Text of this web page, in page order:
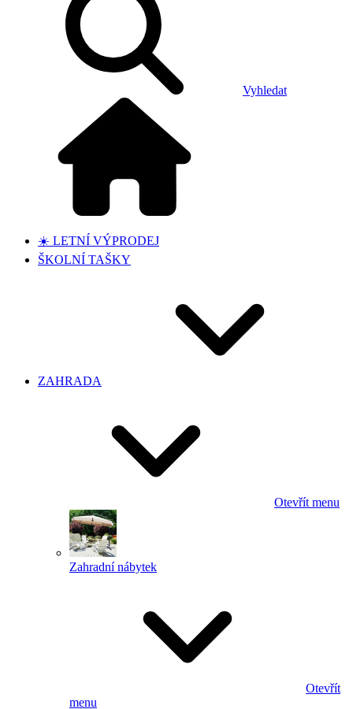
Vyhledat
☀️ LETNÍ VÝPRODEJ
ŠKOLNÍ TAŠKY
ZAHRADA
Otevřít menu
Zahradní nábytek
Otevřít
menu